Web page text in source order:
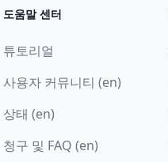
도움말 센터
튜토리얼
사용자 커뮤니티 (en)
상태 (en)
청구 및 FAQ (en)